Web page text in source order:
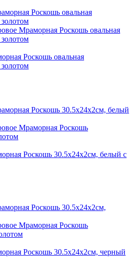
Роскошь овальная
Роскошь 30.5х24х2см, белый с
Роскошь 30.5х24х2см, черный